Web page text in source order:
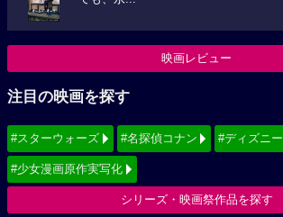
映画レビュー
注目の映画を探す
#スターウォーズ #名探偵コナン #ディズニー
#少女漫画原作実写化
シリーズ・映画祭作品を探す